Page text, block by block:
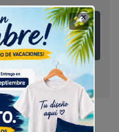
Pregúntanos
Bicolor